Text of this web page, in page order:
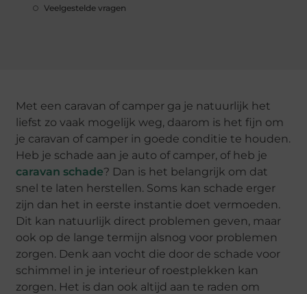
Veelgestelde vragen
Met een caravan of camper ga je natuurlijk het
liefst zo vaak mogelijk weg, daarom is het fijn om
je caravan of camper in goede conditie te houden.
Heb je schade aan je auto of camper, of heb je
caravan schade? Dan is het belangrijk om dat
snel te laten herstellen. Soms kan schade erger
zijn dan het in eerste instantie doet vermoeden.
Dit kan natuurlijk direct problemen geven, maar
ook op de lange termijn alsnog voor problemen
zorgen. Denk aan vocht die door de schade voor
schimmel in je interieur of roestplekken kan
zorgen. Het is dan ook altijd aan te raden om